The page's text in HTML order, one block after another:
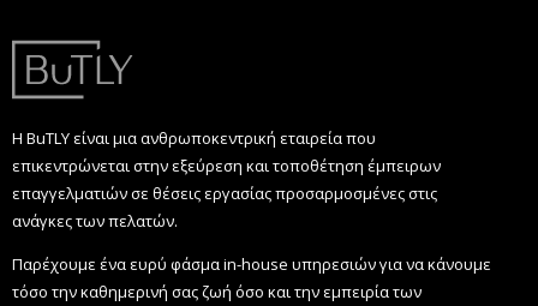
Η BuTLY είναι μια ανθρωποκεντρική εταιρεία που
επικεντρώνεται στην εξεύρεση και τοποθέτηση έμπειρων
επαγγελματιών σε θέσεις εργασίας προσαρμοσμένες στις
ανάγκες των πελατών.
Παρέχουμε ένα ευρύ φάσμα in-house υπηρεσιών για να κάνουμε
τόσο την καθημερινή σας ζωή όσο και την εμπειρία των